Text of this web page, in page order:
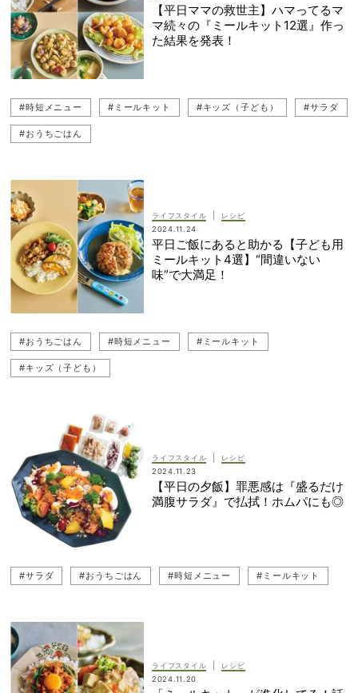
【平日ママの救世主】ハマってるマ
マ続々の『ミールキット12選』作っ
た結果を発表！
#時短メニュー #ミールキット #キッズ（子ども） #サラダ
#おうちごはん
ライフスタイル
レシピ
2024.11.24
平日ご飯にあると助かる【子ども用
ミールキット4選】“間違いない
味”で大満足！
#おうちごはん #時短メニュー #ミールキット
#キッズ（子ども）
ライフスタイル
レシピ
2024.11.23
【平日の夕飯】罪悪感は『盛るだけ
満腹サラダ』で払拭！ホムパにも◎
#サラダ #おうちごはん #時短メニュー #ミールキット
ライフスタイル
レシピ
2024.11.20